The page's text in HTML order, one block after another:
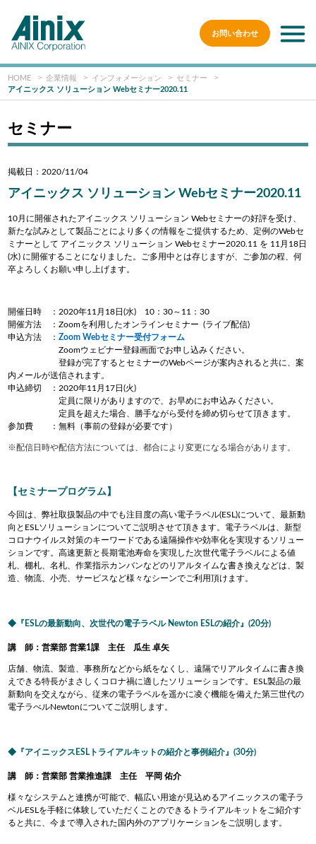
お問い合わせ
HOME 企業情報 インフォメーション
セミナー
アイニックス ソリューション Webセミナー2020.11
セミナー
掲載日：2020/11/04
アイニックス ソリューション Webセミナー2020.11
10月に開催されたアイニックス ソリューション Webセミナーの好評を受け、
新たな試みとして製品ごとにより多くの情報をご提供するため、定例のWebセ
ミナーとして アイニックス ソリューション Webセミナー2020.11 を 11月18日
(水) に開催することになりました。ご多用中とは存じますが、ご参加の程、何
卒よろしくお願い申し上げます。
開催日時 ：2020年11月18日(水) 10：30～11：30
開催方法 ：Zoomを利用したオンラインセミナー (ライブ配信)
申込方法 ：Zoom Webセミナー受付フォーム
Zoomウェビナー登録画面でお申し込みください。
登録が完了するとセミナーのWebページが案内されると共に、案
内メールが送信されます。
申込締切 ：2020年11月17日(火)
定員に限りがありますので、お早めにお申込みください。
定員を超えた場合、勝手ながら受付を締め切らせて頂きます。
参加費 ：無料（事前の登録が必要です）
※配信日時や配信方法については、都合により変更になる場合があります。
【セミナープログラム】
今回は、弊社取扱製品の中でも注目度の高い電子ラベル(ESL)について、最新動
向とESLソリューションについてご説明させて頂きます。電子ラベルは、新型
コロナウイルス対策のキーワードである遠隔操作や効率化を実現するソリュー
ションです。高速更新と長期電池寿命を実現した次世代電子ラベルによる値
札、棚札、名札、作業指示カンバンなどのリアルタイムな書き換えなどは、製
造、物流、小売、サービスなど様々なシーンでご利用頂けます。
『ESLの最新動向、次世代の電子ラベル Newton ESLの紹介』(20分)
講 師：営業部 営業1課 主任 瓜生 卓矢
店舗、物流、製造、事務所などから紙をなくし、遠隔でリアルタイムに書き換
えできる特長がまさしくコロナ禍に適したソリューションです。ESL製品の最
新動向を交えながら、従来の電子ラベルを遥かに凌ぐ機能を備えた第三世代の
電子ラべルNewtonについてご説明します。
『アイニックスESLトライアルキットの紹介と事例紹介』(30分)
講 師：営業部 営業推進課 主任 平岡 佑介
様々なシステムと連携が可能で、幅広い用途が見込めるアイニックスの電子ラ
ベルESLを手軽に体験していただくことのできるトライアルキットをご紹介す
ると共に、今まで導入された国内外のアプリケーションをご説明します。